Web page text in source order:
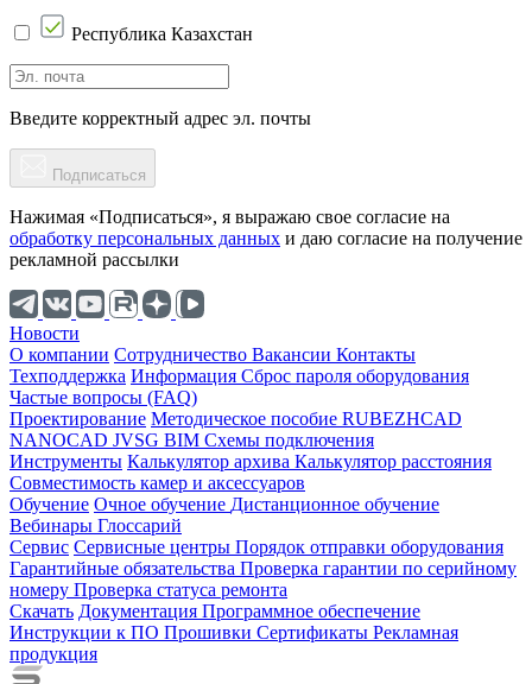
Республика Казахстан
Введите корректный адрес эл. почты
Подписаться
Нажимая «Подписаться», я выражаю свое согласие на
обработку персональных данных и даю согласие на получение
рекламной рассылки
Новости
О компании Cотрудничество Вакансии Контакты
Техподдержка Информация Сброс пароля оборудования
Частые вопросы (FAQ)
Проектирование Методическое пособие RUBEZHCAD
NANOCAD JVSG BIM Схемы подключения
Инструменты Калькулятор архива Калькулятор расстояния
Совместимость камер и аксессуаров
Обучение Очное обучение Дистанционное обучение
Вебинары Глоссарий
Сервис Сервисные центры Порядок отправки оборудования
Гарантийные обязательства Проверка гарантии по серийному
номеру Проверка статуса ремонта
Скачать Документация Программное обеспечение
Инструкции к ПО Прошивки Сертификаты Рекламная
продукция